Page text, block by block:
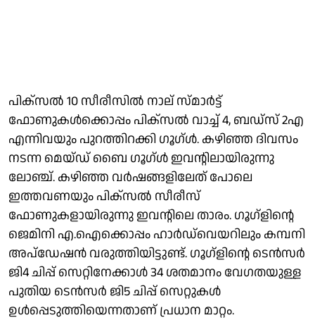
പിക്‌സല്‍ 10 സീരീസില്‍ നാല് സ്മാര്‍ട്ട്
ഫോണുകള്‍ക്കൊപ്പം പിക്‌സല്‍ വാച്ച് 4, ബഡ്‌സ് 2എ
എന്നിവയും പുറത്തിറക്കി ഗൂഗ്ള്‍. കഴിഞ്ഞ ദിവസം
നടന്ന മെയ്ഡ് ബൈ ഗൂഗ്ള്‍ ഇവന്റിലായിരുന്നു
ലോഞ്ച്. കഴിഞ്ഞ വര്‍ഷങ്ങളിലേത് പോലെ
ഇത്തവണയും പിക്‌സല്‍ സീരീസ്
ഫോണുകളായിരുന്നു ഇവന്റിലെ താരം. ഗൂഗ്‌ളിന്റെ
ജെമിനി എ.ഐക്കൊപ്പം ഹാര്‍ഡ്‌വെയറിലും കമ്പനി
അപ്‌ഡേഷന്‍ വരുത്തിയിട്ടുണ്ട്. ഗൂഗ്‌ളിന്റെ ടെന്‍സര്‍
ജി4 ചിപ്പ് സെറ്റിനേക്കാള്‍ 34 ശതമാനം വേഗതയുള്ള
പുതിയ ടെന്‍സര്‍ ജി5 ചിപ്പ് സെറ്റുകള്‍
ഉള്‍പ്പെടുത്തിയെന്നതാണ് പ്രധാന മാറ്റം.